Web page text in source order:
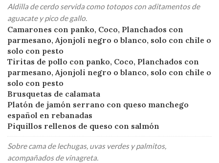
Aldilla de cerdo servida como totopos con aditamentos de
aguacate y pico de gallo.
Camarones con panko, Coco, Planchados con
parmesano, Ajonjoli negro o blanco, solo con chile o
solo con pesto
Tiritas de pollo con panko, Coco, Planchados con
parmesano, Ajonjoli negro o blanco, solo con chile o
solo con pesto
Brusquetas de calamata
Platón de jamón serrano con queso manchego
español en rebanadas
Piquillos rellenos de queso con salmón
Sobre cama de lechugas, uvas verdes y palmitos,
acompañados de vinagreta.